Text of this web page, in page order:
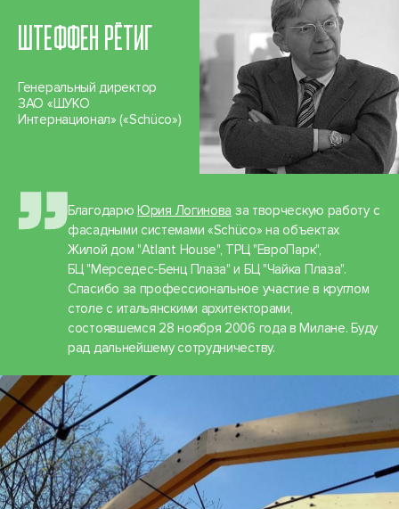
ШТЕФФЕН РЁТИГ
Генеральный директор
ЗАО «ШУКО
Интернационал» («Schüco»)
Благодарю Юрия Логинова за творческую работу с
фасадными системами «Schüco» на объектах
Жилой дом "Atlant House", ТРЦ "ЕвроПарк",
БЦ "Мерседес-Бенц Плаза" и БЦ "Чайка Плаза".
Спасибо за профессиональное участие в круглом
столе с итальянскими архитекторами,
состоявшемся 28 ноября 2006 года в Милане. Буду
рад дальнейшему сотрудничеству.